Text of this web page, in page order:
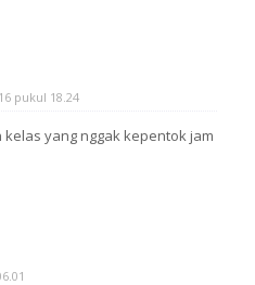
pukul 18.24
kelas yang nggak kepentok jam